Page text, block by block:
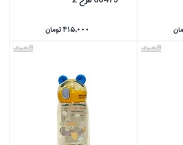
415,000 تومان